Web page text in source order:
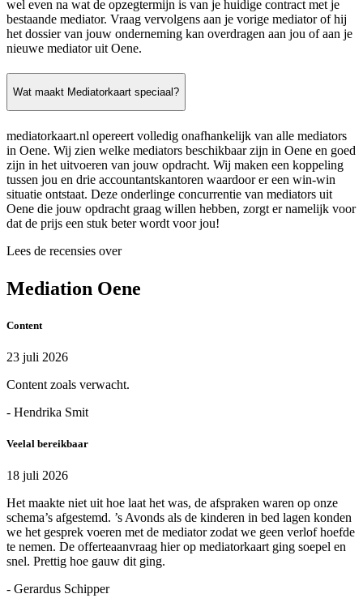
wel even na wat de opzegtermijn is van je huidige contract met je
bestaande mediator. Vraag vervolgens aan je vorige mediator of hij
het dossier van jouw onderneming kan overdragen aan jou of aan je
nieuwe mediator uit Oene.
Wat maakt Mediatorkaart speciaal?
mediatorkaart.nl opereert volledig onafhankelijk van alle mediators
in Oene. Wij zien welke mediators beschikbaar zijn in Oene en goed
zijn in het uitvoeren van jouw opdracht. Wij maken een koppeling
tussen jou en drie accountantskantoren waardoor er een win-win
situatie ontstaat. Deze onderlinge concurrentie van mediators uit
Oene die jouw opdracht graag willen hebben, zorgt er namelijk voor
dat de prijs een stuk beter wordt voor jou!
Lees de recensies over
Mediation Oene
Content
23 juli 2026
Content zoals verwacht.
- Hendrika Smit
Veelal bereikbaar
18 juli 2026
Het maakte niet uit hoe laat het was, de afspraken waren op onze
schema’s afgestemd. ’s Avonds als de kinderen in bed lagen konden
we het gesprek voeren met de mediator zodat we geen verlof hoefde
te nemen. De offerteaanvraag hier op mediatorkaart ging soepel en
snel. Prettig hoe gauw dit ging.
- Gerardus Schipper